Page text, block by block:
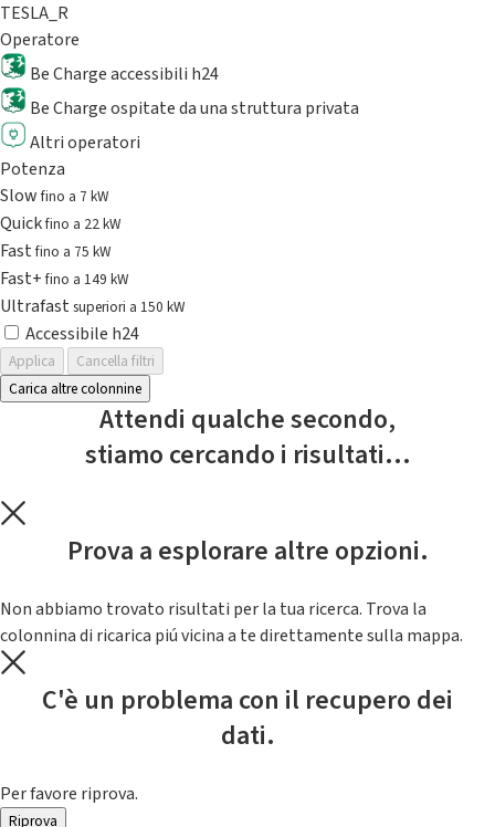
TESLA_R
Operatore
Be Charge accessibili h24
Be Charge ospitate da una struttura privata
Altri operatori
Potenza
Slowfino a 7 kW
Quickfino a 22 kW
Fastfino a 75 kW
Fast+fino a 149 kW
Ultrafast superiori a 150 kW
Accessibile h24
Applica
Cancella filtri
Carica altre colonnine
Attendi qualche secondo,
stiamo cercando i risultati...
Prova a esplorare altre opzioni.
Non abbiamo trovato risultati per la tua ricerca. Trova la
colonnina di ricarica piú vicina a te direttamente sulla mappa.
C'è un problema con il recupero dei
dati.
Per favore riprova.
Riprova